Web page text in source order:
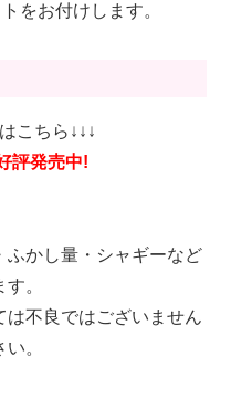
をお付けします。
こちら↓↓↓
評発売中!
ふかし量・シャギーなど
。
は不良ではございません
。